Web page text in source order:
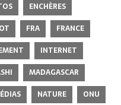
ENCHÈRES
FRA
FRANCE
INTERNET
MADAGASCAR
NATURE
ONU